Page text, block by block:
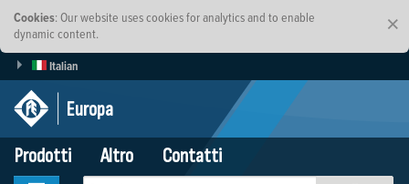
×
Cookies: Our website uses cookies for analytics and to enable
dynamic content.
Italian
Europa
Prodotti
Altro Contatti